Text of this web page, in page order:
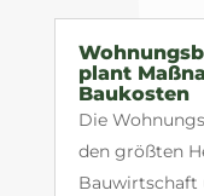
plant
Baukosten
Die
den größten